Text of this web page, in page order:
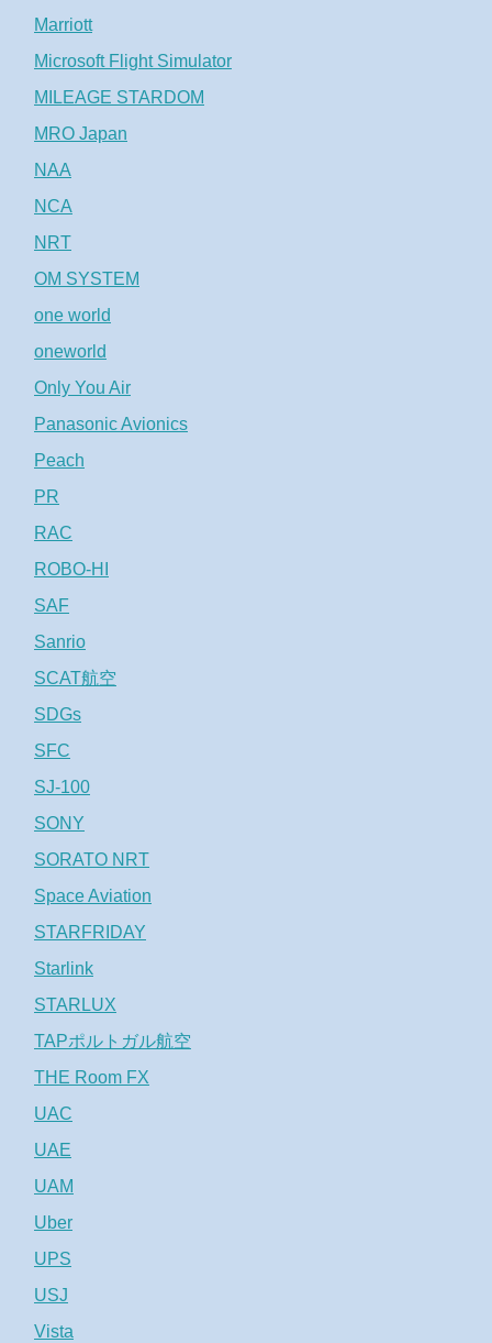
Marriott
Microsoft Flight Simulator
MILEAGE STARDOM
MRO Japan
NAA
NCA
NRT
OM SYSTEM
one world
oneworld
Only You Air
Panasonic Avionics
Peach
PR
RAC
ROBO-HI
SAF
Sanrio
SCAT航空
SDGs
SFC
SJ-100
SONY
SORATO NRT
Space Aviation
STARFRIDAY
Starlink
STARLUX
TAPポルトガル航空
THE Room FX
UAC
UAE
UAM
Uber
UPS
USJ
Vista